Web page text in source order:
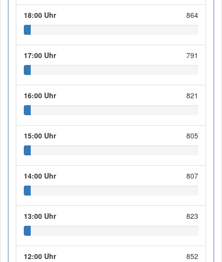
18:00 Uhr 864
17:00 Uhr 791
16:00 Uhr 821
15:00 Uhr 805
14:00 Uhr 807
13:00 Uhr 823
12:00 Uhr 852